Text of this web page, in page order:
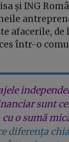
și ING
afacerile,
într-o
sunt
o sumă
diferența